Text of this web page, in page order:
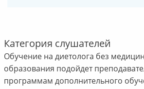
Категория слушателей
Обучение на диетолога без
образования подойдет
программам дополнительного